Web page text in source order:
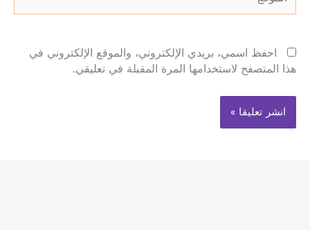
احفظ اسمي، بريدي الإلكتروني، والموقع الإلكتروني في
هذا المتصفح لاستخدامها المرة المقبلة في تعليقي.